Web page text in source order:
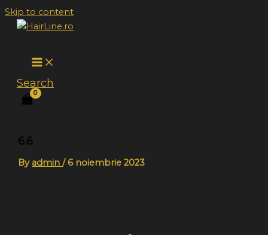
Skip to content
Search
6.6
By admin/ 6 noiembrie 2023